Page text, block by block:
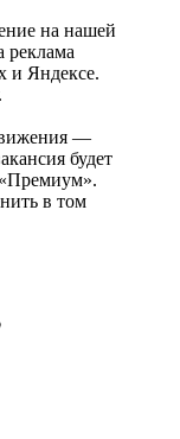
на нашей
и Яндексе.
—
будет
в том